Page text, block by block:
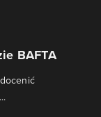
BAFTA